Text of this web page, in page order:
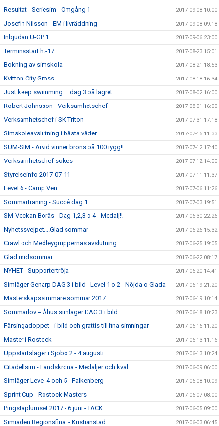
Resultat - Seriesim - Omgång 1 2017-09-08 10:00
Josefin Nilsson - EM i livräddning 2017-09-08 09:18
Inbjudan U-GP 1 2017-09-06 23:00
Terminsstart ht-17 2017-08-23 15:01
Bokning av simskola 2017-08-21 18:53
Kvitton-City Gross 2017-08-18 16:34
Just keep swimming.....dag 3 på lägret 2017-08-02 16:00
Robert Johnsson - Verksamhetschef 2017-08-01 16:00
Verksamhetschef i SK Triton 2017-07-31 17:18
Simskoleavslutning i bästa väder 2017-07-15 11:33
SUM-SIM - Arvid vinner brons på 100 rygg!! 2017-07-12 17:40
Verksamhetschef sökes 2017-07-12 14:00
Styrelseinfo 2017-07-11 2017-07-11 11:37
Level 6 - Camp Ven 2017-07-06 11:26
Sommarträning - Succé dag 1 2017-07-03 19:51
SM-Veckan Borås - Dag 1,2,3 o 4 - Medalj!! 2017-06-30 22:26
Nyhetssvejpet....Glad sommar 2017-06-26 15:32
Crawl och Medleygruppernas avslutning 2017-06-25 19:05
Glad midsommar 2017-06-22 08:17
NYHET - Supportertröja 2017-06-20 14:41
Simläger Genarp DAG 3 i bild - Level 1 o 2 - Nöjda o Glada 2017-06-19 21:20
Mästerskapssimmare sommar 2017 2017-06-19 10:14
Sommarlov = Åhus simläger DAG 3 i bild 2017-06-18 10:23
Färsingadoppet - i bild och grattis till fina simningar 2017-06-16 11:20
Master i Rostock 2017-06-13 11:16
Uppstartsläger i Sjöbo 2 - 4 augusti 2017-06-13 10:24
Citadellsim - Landskrona - Medaljer och kval 2017-06-09 06:00
Simläger Level 4 och 5 - Falkenberg 2017-06-08 10:09
Sprint Cup - Rostock Masters 2017-06-07 08:00
Pingstaplumset 2017 - 6 juni - TACK 2017-06-05 09:00
Simiaden Regionsfinal - Kristianstad 2017-06-03 06:45